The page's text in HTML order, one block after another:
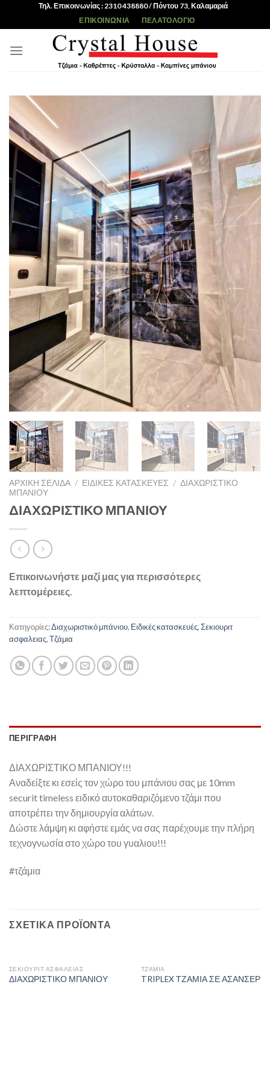
Τηλ. Επικοινωνίας : 2310 438880 / Πόντου 73, Καλαμαριά
ΕΠΙΚΟΙΝΩΝΊΑ ΠΕΛΑΤΟΛΌΓΙΟ
ΑΡΧΙΚΉ ΣΕΛΊΔΑ / ΕΙΔΙΚΈΣ ΚΑΤΑΣΚΕΥΈΣ / ΔΙΑΧΩΡΙΣΤΙΚΌ
ΜΠΆΝΙΟΥ
ΔΙΑΧΩΡΙΣΤΙΚΟ ΜΠΑΝΙΟΥ
Επικοινωνήστε μαζί μας για περισσότερες
λεπτομέρειες.
Κατηγορίες:Διαχωριστικό μπάνιου, Ειδικές κατασκευές,Σεκιουριτ
ασφαλειας,Τζάμια
ΠΕΡΙΓΡΑΦΉ
ΔΙΑΧΩΡΙΣΤΙΚΟ ΜΠΑΝΙΟΥ!!!
Αναδείξτε κι εσείς τον χώρο του μπάνιου σας με 10mm
securit timeless ειδικό αυτοκαθαριζόμενο τζάμι που
αποτρέπει την δημιουργία αλάτων.
Δώστε λάμψη κι αφήστε εμάς να σας παρέχουμε την πλήρη
τεχνογνωσία στο χώρο του γυαλιου!!!
#τζάμια
ΣΧΕΤΙΚΆ ΠΡΟΪΌΝΤΑ
ΣΕΚΙΟΥΡΙΤ ΑΣΦΑΛΕΙΑΣ
ΔΙΑΧΩΡΙΣΤΙΚΟ ΜΠΑΝΙΟΥ
ΤΖΆΜΙΑ
TRIPLEX ΤΖΑΜΙΑ ΣΕ ΑΣΑΝΣΕΡ